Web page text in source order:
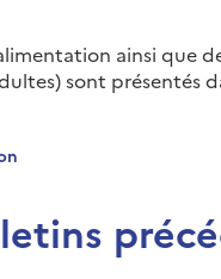
ainsi que
sont présentés
les Pyrénées